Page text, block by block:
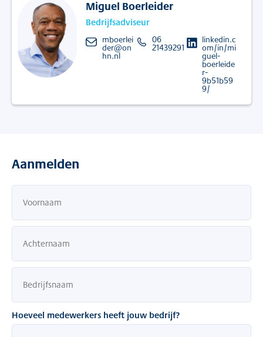
Miguel Boerleider
Bedrijfsadviseur
mboerlei
der@on
hn.nl
06
21439291
linkedin.c
om/in/mi
guel-
boerleide
r-
9b51b59
9/
Aanmelden
Hoeveel medewerkers heeft jouw bedrijf?